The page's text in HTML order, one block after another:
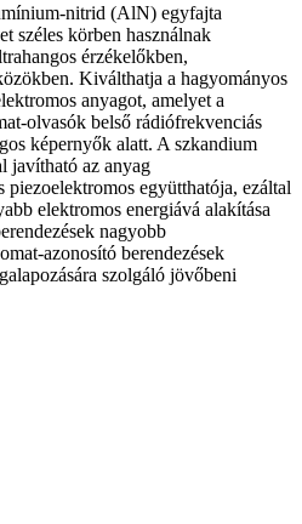
nitrid (AlN) egyfajta
széles körben használnak
érzékelőkben,
Kiválthatja a hagyományos
anyagot, amelyet a
olvasók belső rádiófrekvenciás
képernyők alatt. A szkandium
javítható az anyag
piezoelektromos együtthatója, ezáltal
elektromos energiává alakítása
nagyobb
azonosító berendezések
szolgáló jövőbeni